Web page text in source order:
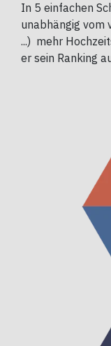
In 5 einfachen
unabhängig vom
...) mehr
er sein Ranking